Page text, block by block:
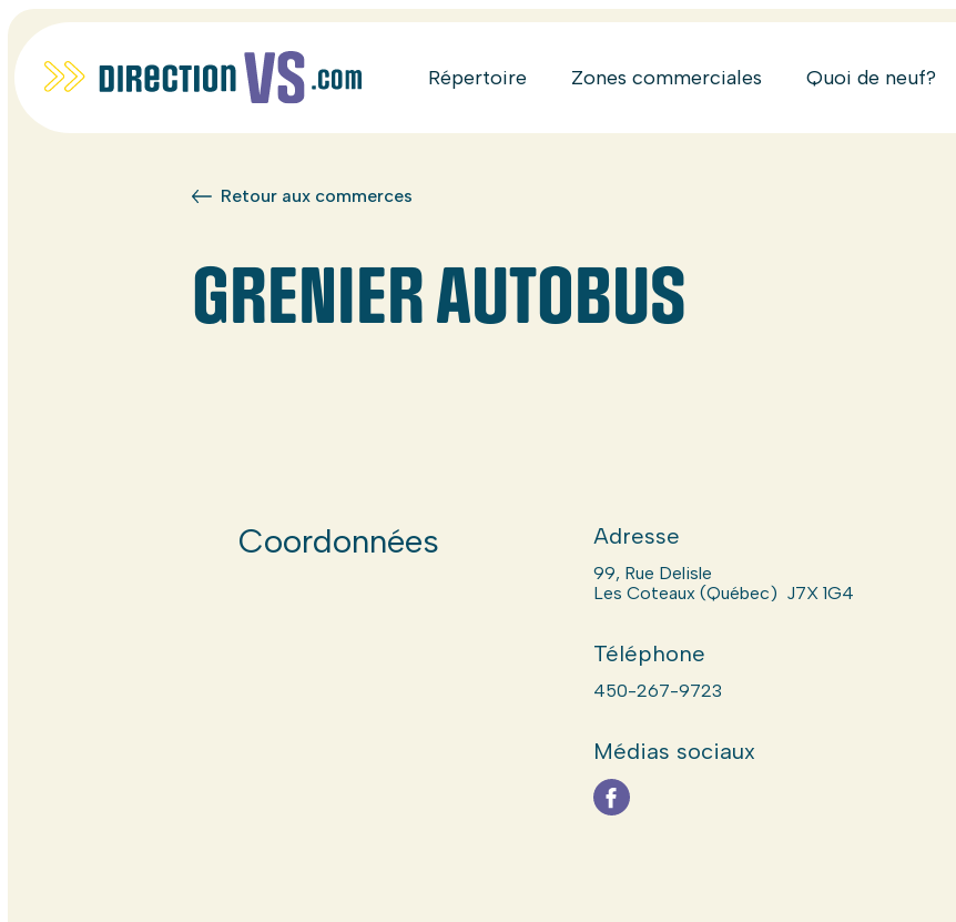
Répertoire Zones commerciales Quoi de neuf?
Retour aux commerces
GRENIER AUTOBUS
Coordonnées Adresse
99, Rue Delisle
Les Coteaux (Québec) J7X 1G4
Téléphone
450-267-9723
Médias sociaux